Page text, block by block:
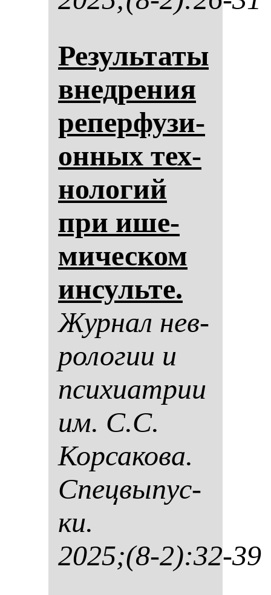
Ре­зуль­та­ты
внед­ре­ния
ре­пер­фу­зи­
он­ных тех­
но­ло­гий
при ише­
ми­чес­ком
ин­суль­те.
Жур­нал нев­
ро­ло­гии и
пси­хи­ат­рии
им. С.С.
Кор­са­ко­ва.
Спец­вы­пус­
ки.
2025;(8-2):32-39